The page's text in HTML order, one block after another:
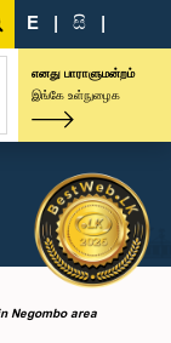
E | සි |
எனது பாராளுமன்றம்
இங்கே உள்நுழைக
Negombo area